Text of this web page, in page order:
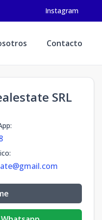
Instagram
Contacto
SRL
:
: